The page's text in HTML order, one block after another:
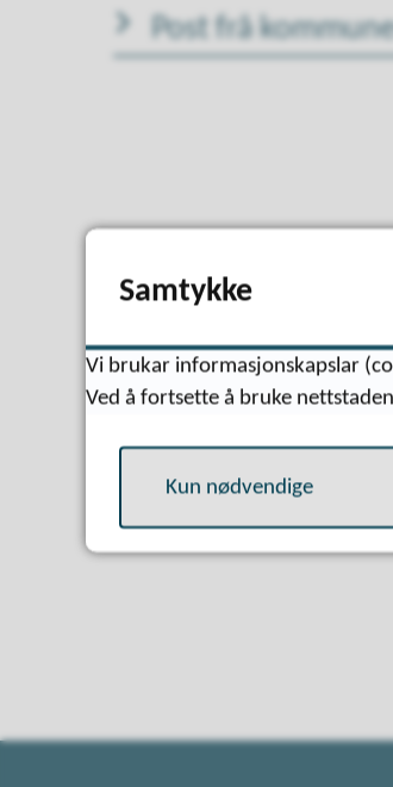
Post frå
Samtykke
Vi brukar informasjonskapslar
Ved å fortsette å bruke
Kun nødvendige